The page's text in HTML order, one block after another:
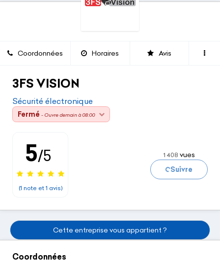
Coordonnées Horaires Avis
3FS VISION
Sécurité électronique
Fermé - Ouvre demain à 08:00
5/5
(1 note et 1 avis)
1 408 vues
Chargement...Suivre
Cette entreprise vous appartient ?
Coordonnées